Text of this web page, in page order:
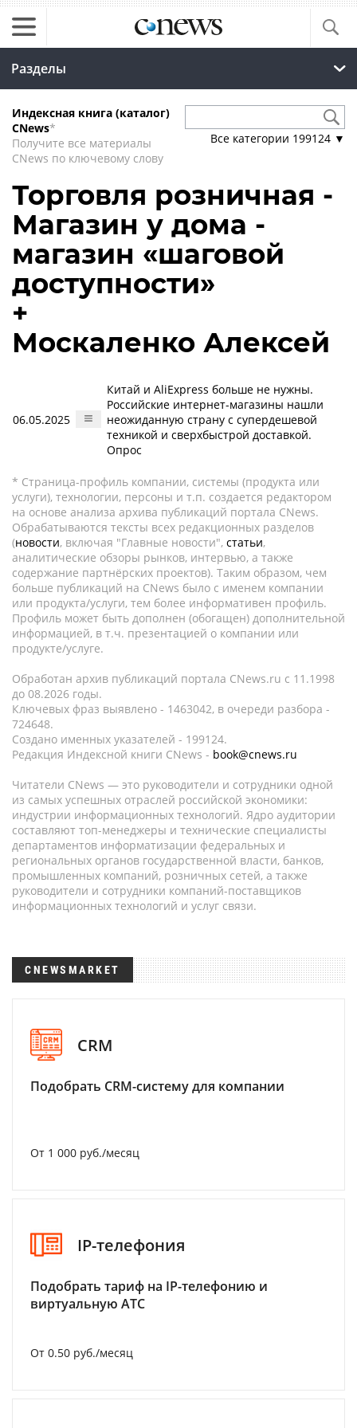
Разделы
Индексная книга (каталог)
CNews*
Получите все материалы
CNews по ключевому слову
Все категории 199124 ▼
Торговля розничная -
Магазин у дома -
магазин «шаговой
доступности»
+
Москаленко Алексей
06.05.2025
Китай и AliExpress больше не нужны.
Российские интернет-магазины нашли
неожиданную страну с супердешевой
техникой и сверхбыстрой доставкой.
Опрос
* Страница-профиль компании, системы (продукта или
услуги), технологии, персоны и т.п. создается редактором
на основе анализа архива публикаций портала CNews.
Обрабатываются тексты всех редакционных разделов
(новости, включая "Главные новости", статьи,
аналитические обзоры рынков, интервью, а также
содержание партнёрских проектов). Таким образом, чем
больше публикаций на CNews было с именем компании
или продукта/услуги, тем более информативен профиль.
Профиль может быть дополнен (обогащен) дополнительной
информацией, в т.ч. презентацией о компании или
продукте/услуге.
Обработан архив публикаций портала CNews.ru c 11.1998
до 08.2026 годы.
Ключевых фраз выявлено - 1463042, в очереди разбора -
724648.
Создано именных указателей - 199124.
Редакция Индексной книги CNews - book@cnews.ru
Читатели CNews — это руководители и сотрудники одной
из самых успешных отраслей российской экономики:
индустрии информационных технологий. Ядро аудитории
составляют топ-менеджеры и технические специалисты
департаментов информатизации федеральных и
региональных органов государственной власти, банков,
промышленных компаний, розничных сетей, а также
руководители и сотрудники компаний-поставщиков
информационных технологий и услуг связи.
CNEWSMARKET
CRM
Подобрать CRM-систему для компании
От 1 000 руб./месяц
IP-телефония
Подобрать тариф на IP-телефонию и
виртуальную АТС
От 0.50 руб./месяц